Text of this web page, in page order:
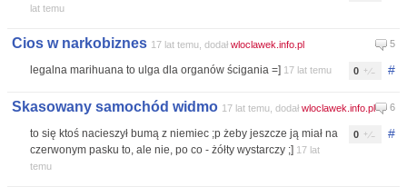
lat temu
Cios w narkobiznes 17 lat temu, dodał wloclawek.info.pl 5
#
0
legalna marihuana to ulga dla organów ścigania =] 17 lat temu
Skasowany samochód widmo 17 lat temu, dodał wloclawek.info.pl 6
#
0
to się ktoś nacieszył bumą z niemiec ;p żeby jeszcze ją miał na
czerwonym pasku to, ale nie, po co - żółty wystarczy ;] 17 lat
temu